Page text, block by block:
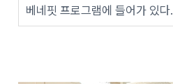
베네핏 프로그램에 들어가 있다.